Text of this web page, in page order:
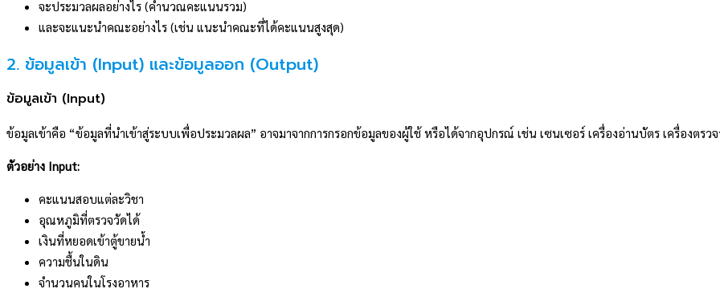
จะประมวลผลอย่างไร (คำนวณคะแนนรวม)
และจะแนะนำคณะอย่างไร (เช่น แนะนำคณะที่ได้คะแนนสูงสุด)
2. ข้อมูลเข้า (Input) และข้อมูลออก (Output)
ข้อมูลเข้า (Input)
ข้อมูลเข้าคือ “ข้อมูลที่นำเข้าสู่ระบบเพื่อประมวลผล” อาจมาจากการกรอกข้อมูลของผู้ใช้ หรือได้จากอุปกรณ์ เช่น เซนเซอร์ เครื่องอ่านบัตร เครื่องตรว
ตัวอย่าง Input:
คะแนนสอบแต่ละวิชา
อุณหภูมิที่ตรวจวัดได้
เงินที่หยอดเข้าตู้ขายน้ำ
ความชื้นในดิน
จำนวนคนในโรงอาหาร